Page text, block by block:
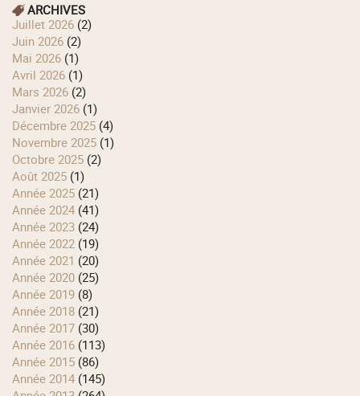
ARCHIVES
juillet 2026 (2)
juin 2026 (2)
mai 2026 (1)
avril 2026 (1)
mars 2026 (2)
janvier 2026 (1)
décembre 2025 (4)
novembre 2025 (1)
octobre 2025 (2)
août 2025 (1)
année 2025 (21)
année 2024 (41)
année 2023 (24)
année 2022 (19)
année 2021 (20)
année 2020 (25)
année 2019 (8)
année 2018 (21)
année 2017 (30)
année 2016 (113)
année 2015 (86)
année 2014 (145)